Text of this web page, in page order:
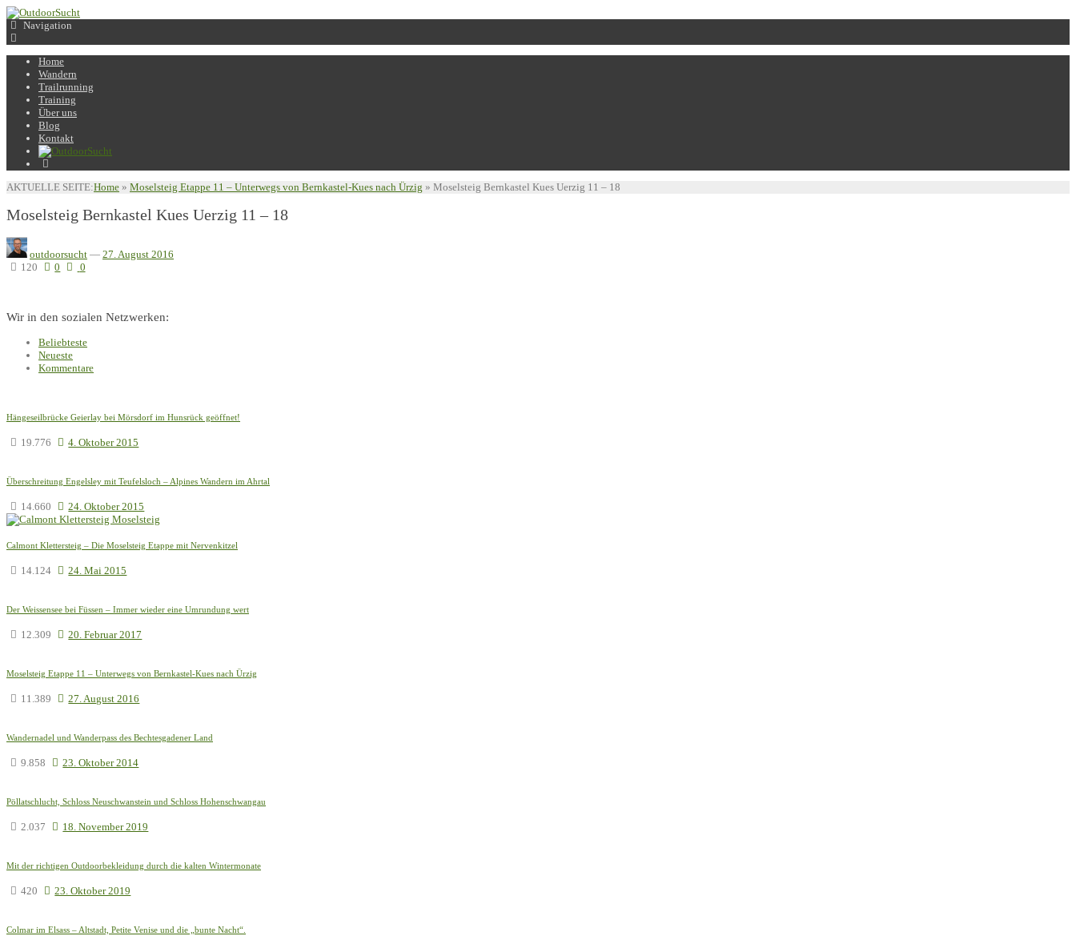
Navigation
Home
Wandern
Trailrunning
Training
Über uns
Blog
Kontakt
AKTUELLE SEITE:Home » Moselsteig Etappe 11 – Unterwegs von Bernkastel-Kues nach Ürzig » Moselsteig Bernkastel Kues Uerzig 11 – 18
Moselsteig Bernkastel Kues Uerzig 11 – 18
outdoorsucht — 27. August 2016
120
0 0
Wir in den sozialen Netzwerken:
Beliebteste
Neueste
Kommentare
Hängeseilbrücke Geierlay bei Mörsdorf im Hunsrück geöffnet!
19.776 4. Oktober 2015
Überschreitung Engelsley mit Teufelsloch – Alpines Wandern im Ahrtal
14.660 24. Oktober 2015
Calmont Klettersteig – Die Moselsteig Etappe mit Nervenkitzel
14.124 24. Mai 2015
Der Weissensee bei Füssen – Immer wieder eine Umrundung wert
12.309 20. Februar 2017
Moselsteig Etappe 11 – Unterwegs von Bernkastel-Kues nach Ürzig
11.389 27. August 2016
Wandernadel und Wanderpass des Bechtesgadener Land
9.858 23. Oktober 2014
Pöllatschlucht, Schloss Neuschwanstein und Schloss Hohenschwangau
2.037 18. November 2019
Mit der richtigen Outdoorbekleidung durch die kalten Wintermonate
420 23. Oktober 2019
Colmar im Elsass – Altstadt, Petite Venise und die „bunte Nacht“.